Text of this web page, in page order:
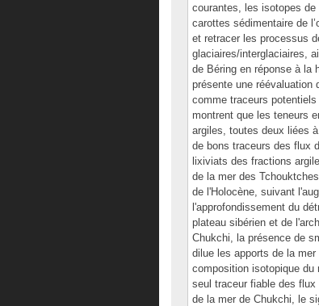
courantes, les isotopes de
carottes sédimentaire de
et retracer les processus
glaciaires/interglaciaires,
de Béring en réponse à la
présente une réévaluation
comme traceurs
montrent que les teneurs
argiles, toutes deux liées
de bons traceurs des flux
lixiviats des fractions
de la mer des
de l'Holocène, suivant
l'approfondissement du
plateau sibérien et de
Chukchi, la présence de
dilue les apports de la
composition isotopique
seul traceur fiable des
de la mer de Chukchi, le